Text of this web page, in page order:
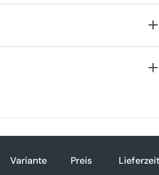
Variante Preis Lieferzeit